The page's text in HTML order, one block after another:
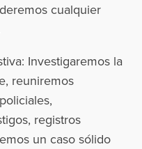
cualquier
Investigaremos la
reuniremos
registros
un caso sólido